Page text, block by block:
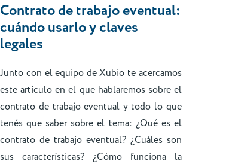
Contrato de trabajo eventual:
cuándo usarlo y claves
legales
Junto con el equipo de Xubio te acercamos
este artículo en el que hablaremos sobre el
contrato de trabajo eventual y todo lo que
tenés que saber sobre el tema: ¿Qué es el
contrato de trabajo eventual? ¿Cuáles son
sus características? ¿Cómo funciona la